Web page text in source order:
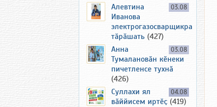
03.08
Алевтина
Иванова
электрогазосварщикра
тӑрӑшать (427)
03.08
Анна
Тумалановӑн кӗнеки
пичетленсе тухнӑ
(426)
04.08
Суллахи ял
вӑййисем иртӗҫ (419)